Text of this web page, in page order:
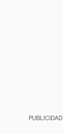
PUBLICIDAD